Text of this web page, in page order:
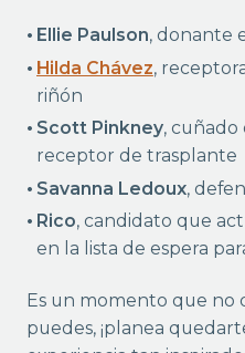
Ellie Paulson, donante
Hilda Chávez,
riñón
Scott Pinkney,
receptor de trasplante
Savanna Ledoux,
Rico, candidato que
en la lista de espera
Es un momento que no
puedes, ¡planea